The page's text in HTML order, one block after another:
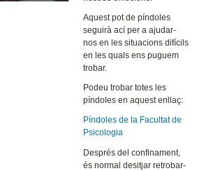
Aquest pot de píndoles
seguirà ací per a ajudar-
nos en les situacions difícils
en les quals ens puguem
trobar.
Podeu trobar totes les
píndoles en aquest enllaç:
Píndoles de la Facultat de
Psicologia
Després del confinament,
és normal desitjar retrobar-